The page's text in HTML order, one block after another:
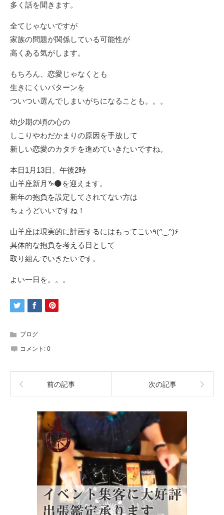
多く話を聞きます。
全てじゃないですが
家族の問題が関係している可能性が
高くある気がします。
もちろん、恋愛じゃなくとも
生きにくいパターンを
ついつい選んでしまいがちになることも。。。
幼少期の頃の心の
しこりやわだかまりの原因を手放して
新しい恋愛のカタチを進めていきたいですね。
本日1月13日、午後2時
山羊座新月♑️🌑を迎えます。
新年の抱負を設定してされてない方は
ちょうどいいですね！
山羊座は現実的に計画するにはもってこい٩(^‿^)۶
具体的な抱負を考える日として
取り組んでいきたいです。
よい一日を。。。
ブログ
コメント: 0
前の記事 次の記事